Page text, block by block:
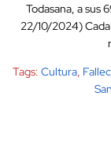
Todasana, a sus
22/10/2024)
Tags: Cultura,